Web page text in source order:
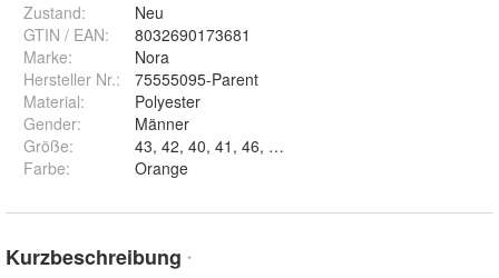
Zustand:
Neu
GTIN / EAN:
8032690173681
Marke:
Nora
Hersteller Nr.:
75555095-Parent
Material:
Polyester
Gender:
Männer
Größe:
Farbe: Orange
Kurzbeschreibung *